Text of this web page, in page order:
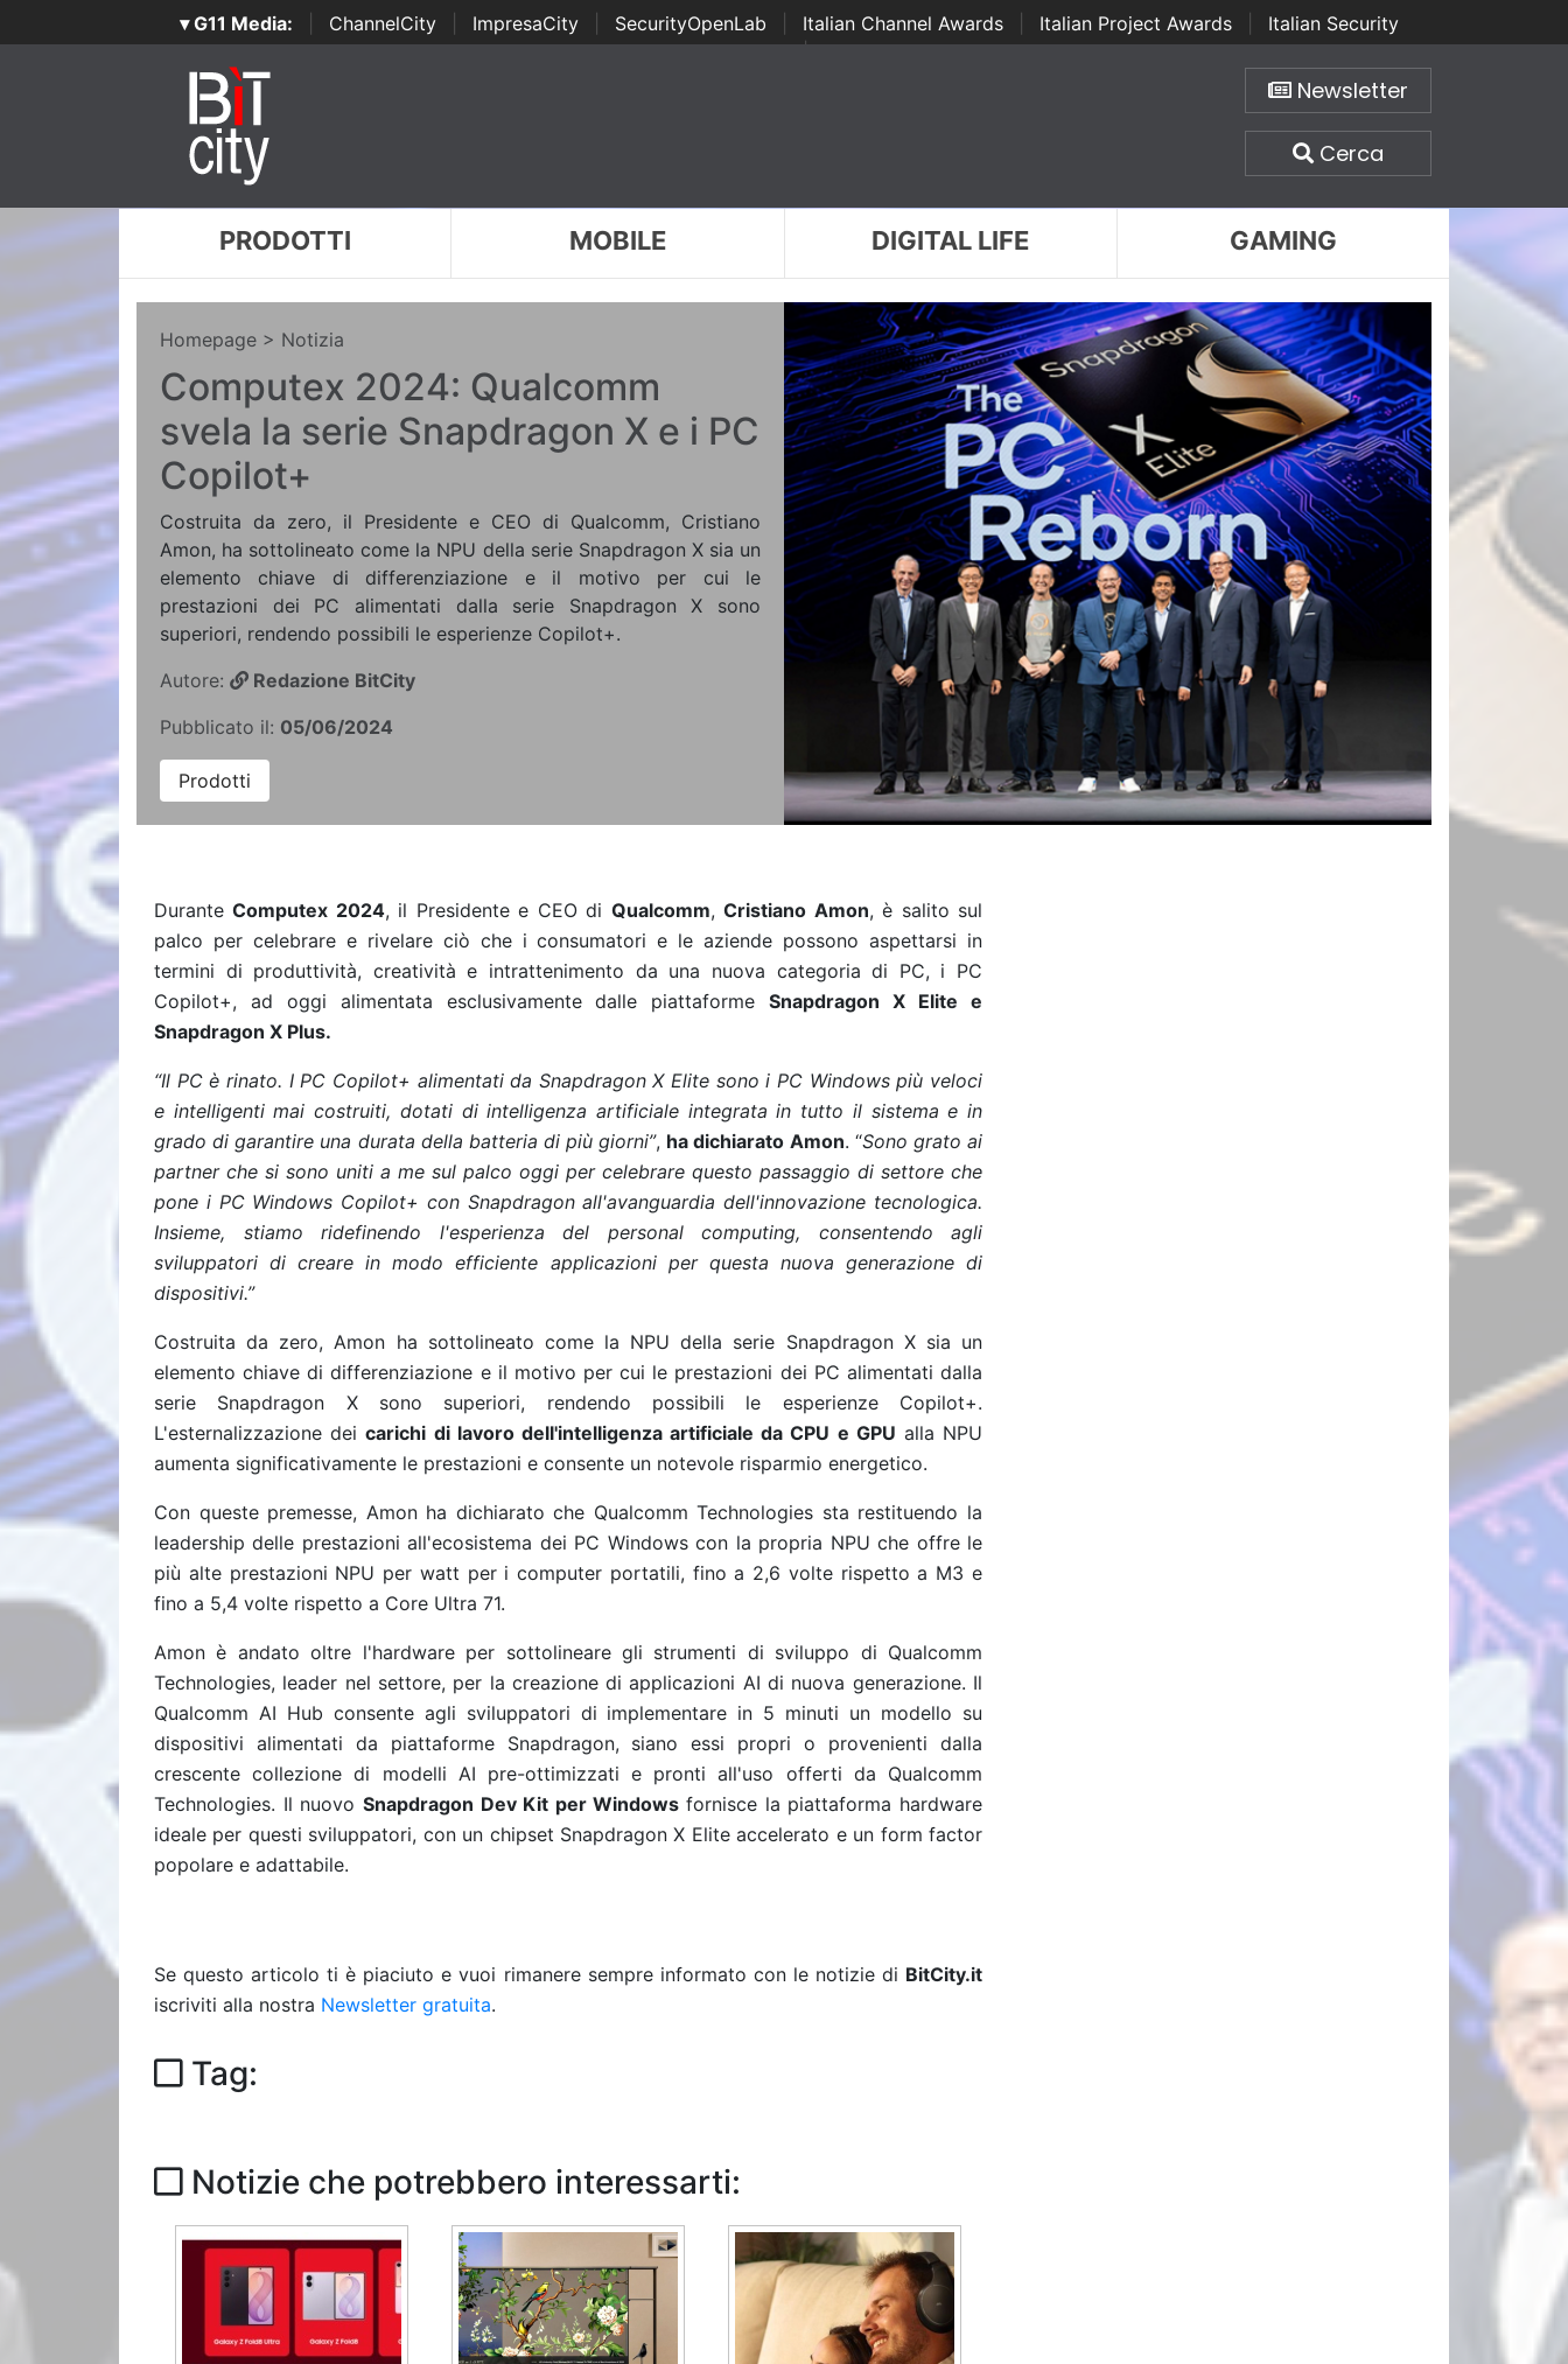
▾ G11 Media: ChannelCity ImpresaCity SecurityOpenLab Italian Channel Awards Italian Project Awards
Italian Security
Awards | ...
Newsletter
Cerca
PRODOTTI MOBILE DIGITAL LIFE GAMING
Homepage > Notizia
Computex 2024: Qualcomm
svela la serie Snapdragon X e i PC
Copilot+
Costruita da zero, il Presidente e CEO di Qualcomm, Cristiano
Amon, ha sottolineato come la NPU della serie Snapdragon X sia un
elemento chiave di differenziazione e il motivo per cui le
prestazioni dei PC alimentati dalla serie Snapdragon X sono
superiori, rendendo possibili le esperienze Copilot+.
Autore:
Redazione BitCity
Pubblicato il: 05/06/2024
Prodotti
DuranteComputex 2024, il Presidente e CEO di Qualcomm,Cristiano Amon, è salito sul
palco per celebrare e rivelare ciò che i consumatori e le aziende possono aspettarsi in
termini di produttività, creatività e intrattenimento da una nuova categoria di PC, i PC
Copilot+, ad oggi alimentata esclusivamente dalle piattaformeSnapdragon X Elite e
Snapdragon X Plus.
“Il PC è rinato. I PC Copilot+ alimentati da Snapdragon X Elite sono i PC Windows più veloci
e intelligenti mai costruiti, dotati di intelligenza artificiale integrata in tutto il sistema e in
grado di garantire una durata della batteria di più giorni”, ha dichiarato Amon. “Sono grato ai
partner che si sono uniti a me sul palco oggi per celebrare questo passaggio di settore che
pone i PC Windows Copilot+ con Snapdragon all'avanguardia dell'innovazione tecnologica.
Insieme, stiamo ridefinendo l'esperienza del personal computing, consentendo agli
sviluppatori di creare in modo efficiente applicazioni per questa nuova generazione di
dispositivi.”
Costruita da zero, Amon ha sottolineato come la NPU della serie Snapdragon X sia un
elemento chiave di differenziazione e il motivo per cui le prestazioni dei PC alimentati dalla
serie Snapdragon X sono superiori, rendendo possibili le esperienze Copilot+.
L'esternalizzazione deicarichi di lavoro dell'intelligenza artificiale da CPU e GPU alla NPU
aumenta significativamente le prestazioni e consente un notevole risparmio energetico.
Con queste premesse, Amon ha dichiarato che Qualcomm Technologies sta restituendo la
leadership delle prestazioni all'ecosistema dei PC Windows con la propria NPU che offre le
più alte prestazioni NPU per watt per i computer portatili, fino a 2,6 volte rispetto a M3 e
fino a 5,4 volte rispetto a Core Ultra 71.
Amon è andato oltre l'hardware per sottolineare gli strumenti di sviluppo di Qualcomm
Technologies, leader nel settore, per la creazione di applicazioni AI di nuova generazione. Il
Qualcomm AI Hub consente agli sviluppatori di implementare in 5 minuti un modello su
dispositivi alimentati da piattaforme Snapdragon, siano essi propri o provenienti dalla
crescente collezione di modelli AI pre-ottimizzati e pronti all'uso offerti da Qualcomm
Technologies. Il nuovo Snapdragon Dev Kit per Windowsfornisce la piattaforma hardware
ideale per questi sviluppatori, con un chipset Snapdragon X Elite accelerato e un form factor
popolare e adattabile.
Se questo articolo ti è piaciuto e vuoi rimanere sempre informato con le notizie di BitCity.it
iscriviti alla nostra Newsletter gratuita.
Tag:
Notizie che potrebbero interessarti: